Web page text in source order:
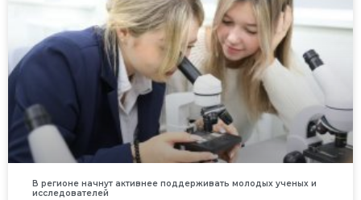
В регионе начнут активнее поддерживать молодых ученых и
исследователей